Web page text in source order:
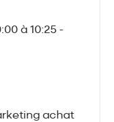
à 10:25 -
achat